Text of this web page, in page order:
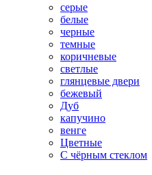
серые
белые
черные
темные
коричневые
светлые
глянцевые двери
бежевый
Дуб
капучино
венге
Цветные
С чёрным стеклом